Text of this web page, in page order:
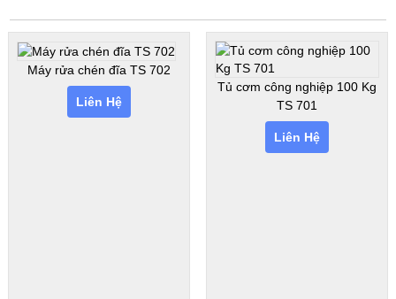
Máy rửa chén đĩa TS 702
Liên Hệ
Tủ cơm công nghiệp 100 Kg
TS 701
Liên Hệ